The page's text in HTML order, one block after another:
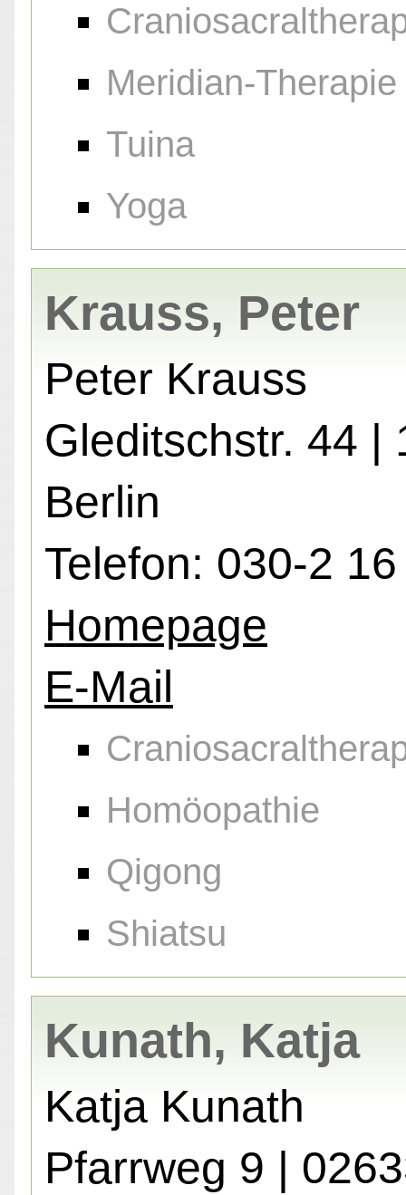
Meridian-Therapie
Tuina
Yoga
Krauss, Peter
Peter Krauss
Gleditschstr. 44 |
Berlin
Telefon: 030-2
Homepage
E-Mail
Homöopathie
Qigong
Shiatsu
Kunath, Katja
Katja Kunath
Pfarrweg 9 |